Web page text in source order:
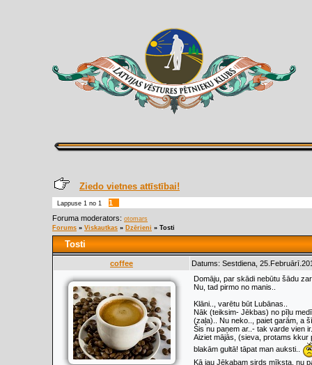
Ziedo vietnes attīstībai!
Lappuse 1 no 1
1
Foruma moderators: otomars
Forums » Viskautkas » Dzērieni » Tosti
Tosti
coffee Datums: Sestdiena,
Domāju, par skādi nebūtu šādu
Nu, tad pirmo no manis..
Klāni.., varētu būt Lubānas..
Nāk (teiksim- Jēkbas) no pīļu
(zaļa).. Nu neko.., paiet garām, a
Šis nu paņem ar..- tak varde vien
Aiziet mājās, (sieva, protams
blakām gultā! tāpat man auksti..
Kā jau Jēkabam sirds mīksta, nu